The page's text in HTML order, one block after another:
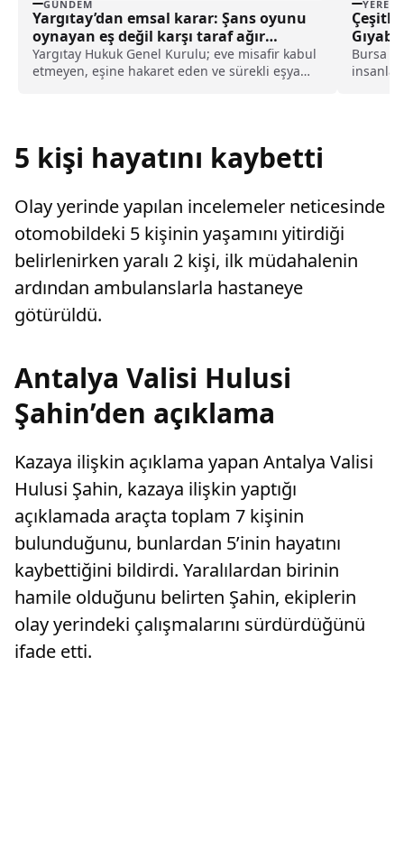
GÜNDEM
Yargıtay’dan emsal karar: Şans oyunu
oynayan eş değil karşı taraf ağır
kusurlu sayıldı
Yargıtay Hukuk Genel Kurulu; eve misafir kabul
etmeyen, eşine hakaret eden ve sürekli eşya
YEREL
Çeşitli
Gıyabi
Bursa
insanlar
5 kişi hayatını kaybetti
Olay yerinde yapılan incelemeler neticesinde
otomobildeki 5 kişinin yaşamını yitirdiği
belirlenirken yaralı 2 kişi, ilk müdahalenin
ardından ambulanslarla hastaneye
götürüldü.
Antalya Valisi Hulusi
Şahin’den açıklama
Kazaya ilişkin açıklama yapan Antalya Valisi
Hulusi Şahin, kazaya ilişkin yaptığı
açıklamada araçta toplam 7 kişinin
bulunduğunu, bunlardan 5’inin hayatını
kaybettiğini bildirdi. Yaralılardan birinin
hamile olduğunu belirten Şahin, ekiplerin
olay yerindeki çalışmalarını sürdürdüğünü
ifade etti.